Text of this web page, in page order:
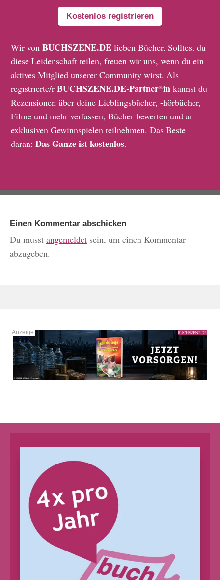
Kostenlos registrieren
Wir vonBUCHSZENE.DE lieben Bücher. Solltest du
diese Leidenschaft teilen, freuen wir uns, wenn du ein
aktives Mitglied unserer Community wirst. Als
registrierte/rBUCHSZENE.DE-Partner*in kannst du
Rezensionen über deine Lieblingsbücher, -hörbücher,
Filme und mehr verfassen, Bücher bewerten und an
exklusiven Gewinnspielen teilnehmen. Das Beste
daran:Das Ganze ist kostenlos.
Einen Kommentar abschicken
Du musst angemeldet sein, um einen Kommentar
abzugeben.